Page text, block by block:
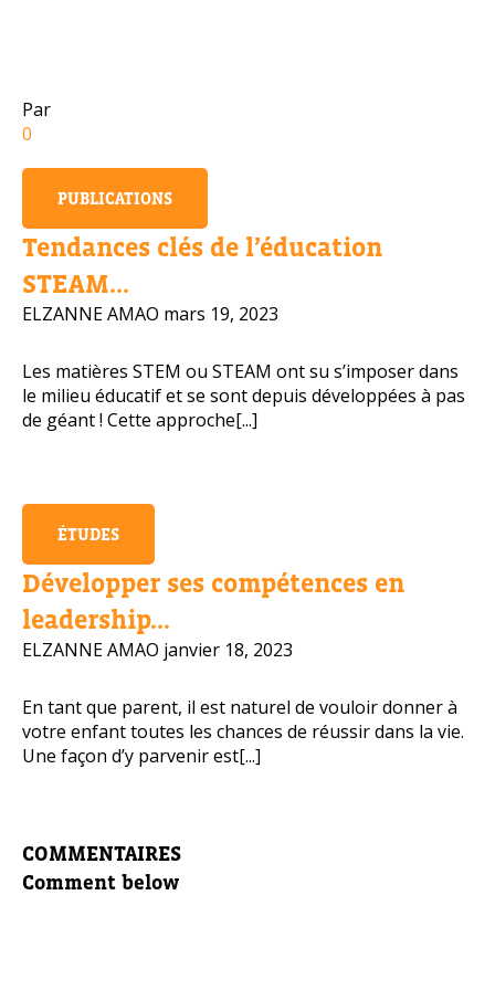
Par
0
PUBLICATIONS
Tendances clés de l’éducation
STEAM...
ELZANNE AMAO mars 19, 2023
Les matières STEM ou STEAM ont su s’imposer dans
le milieu éducatif et se sont depuis développées à pas
de géant ! Cette approche[...]
ÉTUDES
Développer ses compétences en
leadership...
ELZANNE AMAO janvier 18, 2023
En tant que parent, il est naturel de vouloir donner à
votre enfant toutes les chances de réussir dans la vie.
Une façon d’y parvenir est[...]
COMMENTAIRES
Comment below